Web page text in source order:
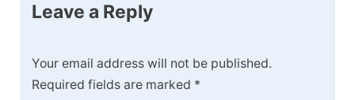
Leave a Reply
Your email address will not be published.
Required fields are marked *